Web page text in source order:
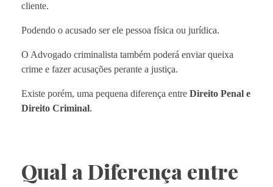
cliente.
Podendo o acusado ser ele pessoa física ou jurídica.
O Advogado criminalista também poderá enviar queixa
crime e fazer acusações perante a justiça.
Existe porém, uma pequena diferença entre Direito Penal e
Direito Criminal.
Qual a Diferença entre